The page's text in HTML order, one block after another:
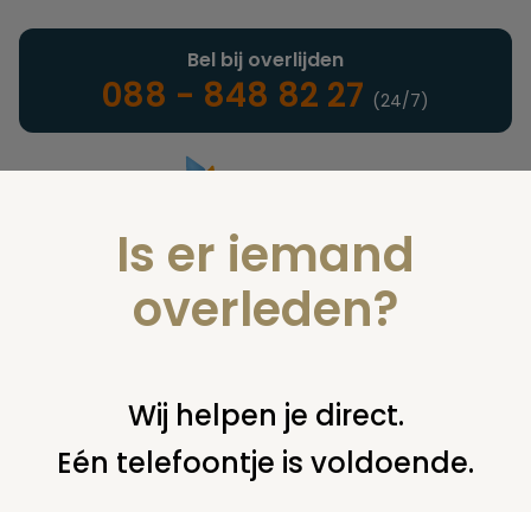
Landelijke uitvaartonderneming
Bel bij overlijden
088 - 848 82 27 (24/7)
U bent hier: home nieuws & agenda nieuws lancering
forumwebsite voor nabestaanden van donoren
Is er iemand
overleden?
Wij helpen je direct.
Eén telefoontje is voldoende.